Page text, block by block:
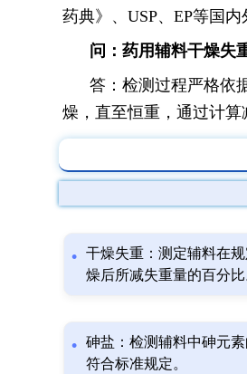
药典》、USP、EP等国
问：药用辅料干燥失
答：检测过程严格依
燥，直至恒重，通过计算
干燥失重：测定辅料在
燥后所减失重量的百分比
砷盐：检测辅料中砷元
符合标准规定。